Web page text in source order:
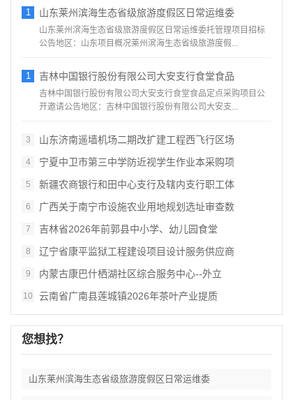
1 山东莱州滨海生态省级旅游度假区日常运维委
山东莱州滨海生态省级旅游度假区日常运维委托管理项目招标
公告地区：山东项目概况莱州滨海生态省级旅游度假...
1 吉林中国银行股份有限公司大安支行食堂食品
吉林中国银行股份有限公司大安支行食堂食品定点采购项目公
开邀请公告地区：吉林中国银行股份有限公司大安支...
3 山东济南遥墙机场二期改扩建工程西飞行区场
4 宁夏中卫市第三中学防近视学生作业本采购项
5 新疆农商银行和田中心支行及辖内支行职工体
6 广西关于南宁市设施农业用地规划选址审查数
7 吉林省2026年前郭县中小学、幼儿园食堂
8 辽宁省康平监狱工程建设项目设计服务供应商
9 内蒙古康巴什栖湖社区综合服务中心--外立
10 云南省广南县莲城镇2026年茶叶产业提质
您想找？
山东莱州滨海生态省级旅游度假区日常运维委